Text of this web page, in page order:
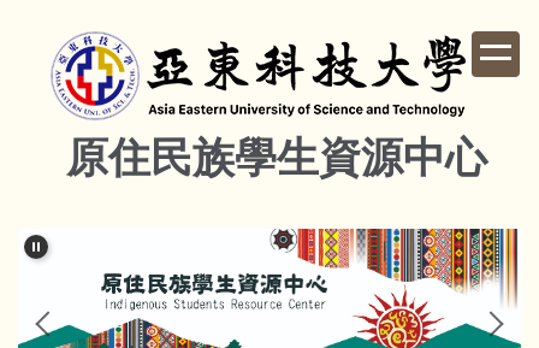
原住民族學生資源中心